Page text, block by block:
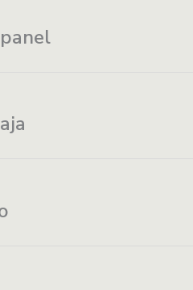
Resistente al